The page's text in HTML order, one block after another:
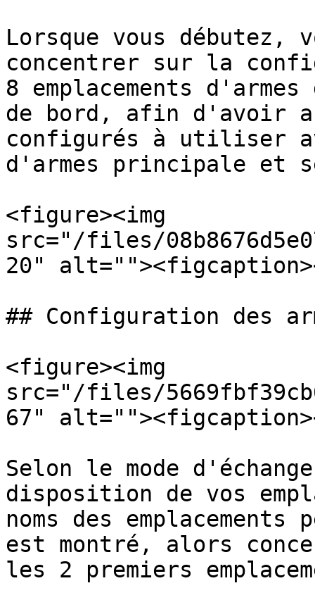
Lorsque vous débutez,
concentrer sur la
8 emplacements
de bord, afin d'avoir au
configurés à utiliser
d'armes principale et
<figure><img
src="/files/
20"
## Configuration des
<figure><img
src="/files/
67"
Selon le mode
disposition de vos
noms des
est montré, alors
les 2 premiers